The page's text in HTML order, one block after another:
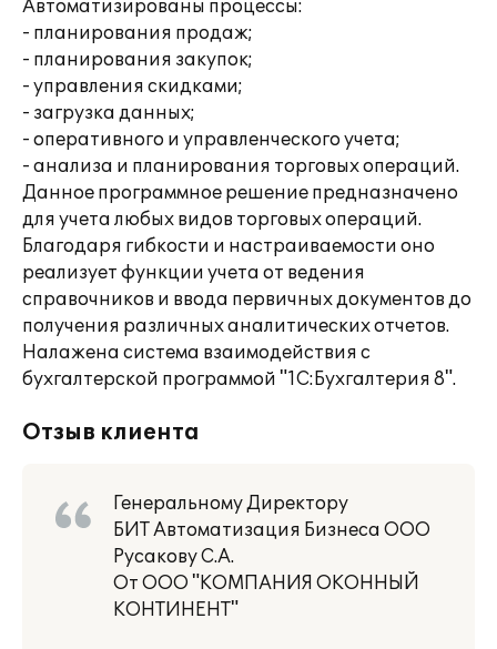
Автоматизированы процессы:
- планирования продаж;
- планирования закупок;
- управления скидками;
- загрузка данных;
- оперативного и управленческого учета;
- анализа и планирования торговых операций.
Данное программное решение предназначено
для учета любых видов торговых операций.
Благодаря гибкости и настраиваемости оно
реализует функции учета от ведения
справочников и ввода первичных документов до
получения различных аналитических отчетов.
Налажена система взаимодействия с
бухгалтерской программой "1С:Бухгалтерия 8".
Отзыв клиента
Генеральному Директору
БИТ Автоматизация Бизнеса ООО
Русакову С.А.
От ООО "КОМПАНИЯ ОКОННЫЙ
КОНТИНЕНТ"